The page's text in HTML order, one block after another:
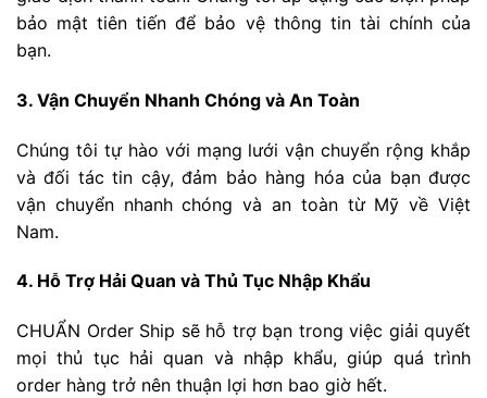
bảo mật tiên tiến để bảo vệ thông tin tài chính của
bạn.
3. Vận Chuyển Nhanh Chóng và An Toàn
Chúng tôi tự hào với mạng lưới vận chuyển rộng khắp
và đối tác tin cậy, đảm bảo hàng hóa của bạn được
vận chuyển nhanh chóng và an toàn từ Mỹ về Việt
Nam.
4. Hỗ Trợ Hải Quan và Thủ Tục Nhập Khẩu
CHUẨN Order Ship sẽ hỗ trợ bạn trong việc giải quyết
mọi thủ tục hải quan và nhập khẩu, giúp quá trình
order hàng trở nên thuận lợi hơn bao giờ hết.